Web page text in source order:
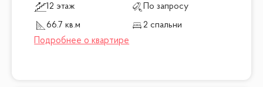
12 этаж
По запросу
66.7 кв.м
2 спальни